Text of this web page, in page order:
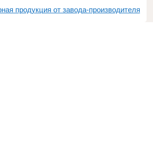
продукция от завода-производителя